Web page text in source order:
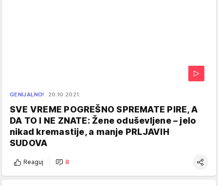
GENIJALNO! 20.10.2021.
SVE VREME POGREŠNO SPREMATE PIRE, A
DA TO I NE ZNATE: Žene oduševljene – jelo
nikad kremastije, a manje PRLJAVIH
SUDOVA
Reaguj 8